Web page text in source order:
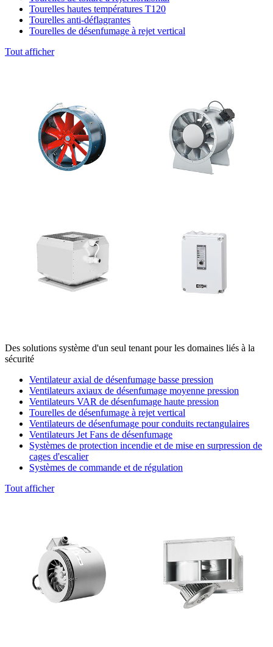
Tourelles hautes températures T120
Tourelles anti-déflagrantes
Tourelles de désenfumage à rejet vertical
Tout afficher
Des solutions système d'un seul tenant pour les domaines liés à la
sécurité
Ventilateur axial de désenfumage basse pression
Ventilateurs axiaux de désenfumage moyenne pression
Ventilateurs VAR de désenfumage haute pression
Tourelles de désenfumage à rejet vertical
Ventilateurs de désenfumage pour conduits rectangulaires
Ventilateurs Jet Fans de désenfumage
Systèmes de protection incendie et de mise en surpression de
cages d'escalier
Systèmes de commande et de régulation
Tout afficher